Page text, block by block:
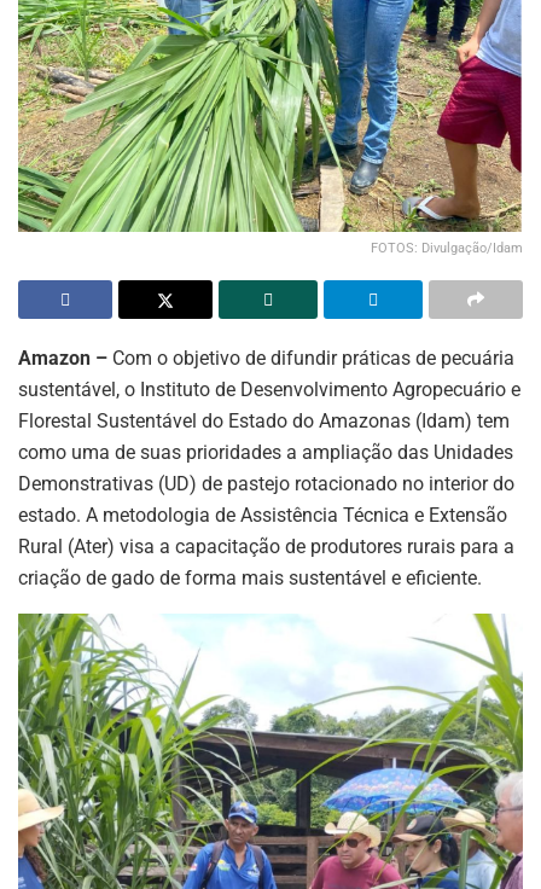
FOTOS: Divulgação/Idam
Amazon – Com o objetivo de difundir práticas de pecuária
sustentável, o Instituto de Desenvolvimento Agropecuário e
Florestal Sustentável do Estado do Amazonas (Idam) tem
como uma de suas prioridades a ampliação das Unidades
Demonstrativas (UD) de pastejo rotacionado no interior do
estado. A metodologia de Assistência Técnica e Extensão
Rural (Ater) visa a capacitação de produtores rurais para a
criação de gado de forma mais sustentável e eficiente.